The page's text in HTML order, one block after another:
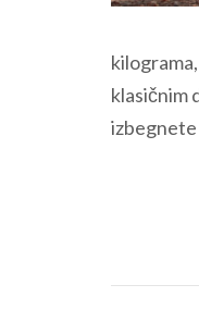
klasičnim
izbegnete